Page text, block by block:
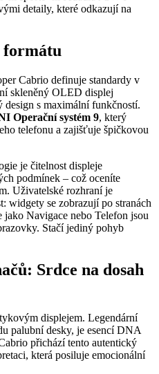
detaily, které odkazují na
formátu
Cabrio definuje standardy v
skleněný OLED displej
s maximální funkčností.
Operační systém 9, který
telefonu a zajišťuje špičkovou
je čitelnost displeje
podmínek – což oceníte
Uživatelské rozhraní je
widgety se zobrazují po stranách
Navigace nebo Telefon jsou
Stačí jediný pohyb
Srdce na dosah
displejem. Legendární
palubní desky, je esencí DNA
přichází tento autentický
která posiluje emocionální